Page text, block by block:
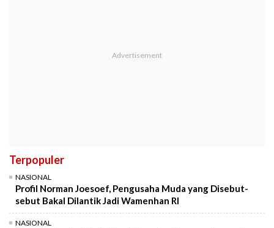
Terpopuler
NASIONAL
Profil Norman Joesoef, Pengusaha Muda yang Disebut-
sebut Bakal Dilantik Jadi Wamenhan RI
NASIONAL